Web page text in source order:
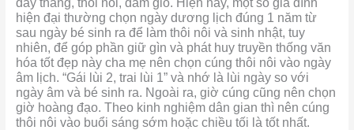
hiện đại thường chọn ngày dương lịch đúng 1 năm từ
sau ngày bé sinh ra để làm thôi nôi và sinh nhật, tuy
nhiên, để góp phần giữ gìn và phát huy truyền thống văn
hóa tốt đẹp này cha mẹ nên chọn cúng thôi nôi vào ngày
âm lịch. “Gái lùi 2, trai lùi 1” và nhớ là lùi ngày so với
ngày âm và bé sinh ra. Ngoài ra, giờ cúng cũng nên chọn
giờ hoàng đạo. Theo kinh nghiệm dân gian thì nên cúng
thôi nôi vào buổi sáng sớm hoặc chiều tối là tốt nhất.